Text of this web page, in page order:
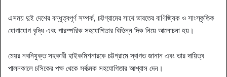
এসময় দুই দেশের বন্ধুত্বপূর্ণ সম্পর্ক, চট্টগ্রামের সাথে ভারতের বাণিজ্যিক ও সাংস্কৃতিক
যোগাযোগ বৃদ্ধি এবং পারস্পরিক সহযোগিতার বিভিন্ন দিক নিয়ে আলোচনা হয়।
মেয়র নবনিযুক্ত সহকারী হাইকমিশনারকে চট্টগ্রামে স্বাগত জানান এবং তার দায়িত্ব
পালনকালে চসিকের পক্ষ থেকে সর্বাত্মক সহযোগিতার আশ্বাস দেন।